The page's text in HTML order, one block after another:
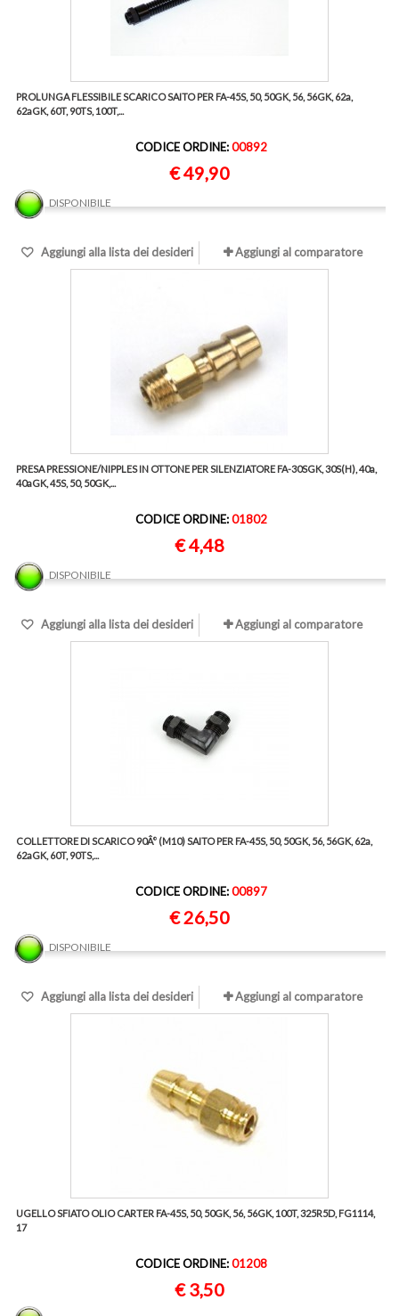
PROLUNGA FLESSIBILE SCARICO SAITO PER FA-45S, 50, 50GK, 56, 56GK, 62a,
62aGK, 60T, 90TS, 100T,...
CODICE ORDINE:00892
€ 49,90
DISPONIBILE
Aggiungi alla lista dei desideri Aggiungi al comparatore
PRESA PRESSIONE/NIPPLES IN OTTONE PER SILENZIATORE FA-30SGK, 30S(H), 40a,
40aGK, 45S, 50, 50GK,...
CODICE ORDINE:01802
€ 4,48
DISPONIBILE
Aggiungi alla lista dei desideri Aggiungi al comparatore
COLLETTORE DI SCARICO 90Â° (M10) SAITO PER FA-45S, 50, 50GK, 56, 56GK, 62a,
62aGK, 60T, 90TS,...
CODICE ORDINE:00897
€ 26,50
DISPONIBILE
Aggiungi alla lista dei desideri Aggiungi al comparatore
UGELLO SFIATO OLIO CARTER FA-45S, 50, 50GK, 56, 56GK, 100T, 325R5D, FG1114,
17
CODICE ORDINE:01208
€ 3,50